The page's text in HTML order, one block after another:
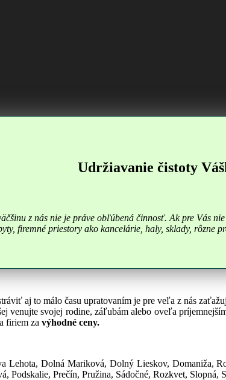
Udržiavanie čistoty
z nás nie je práve obľúbená činnosť. Ak pre Vás
firemné priestory ako kancelárie, haly, sklady, rôzne
aj to málo času upratovaním je pre veľa z nás
venujte svojej rodine, záľubám alebo oveľa
firiem za výhodné ceny.
Lehota, Dolná Mariková, Dolný Lieskov, Domaniža,
Podskalie, Prečín, Pružina, Sádočné, Rozkvet, Slopná,